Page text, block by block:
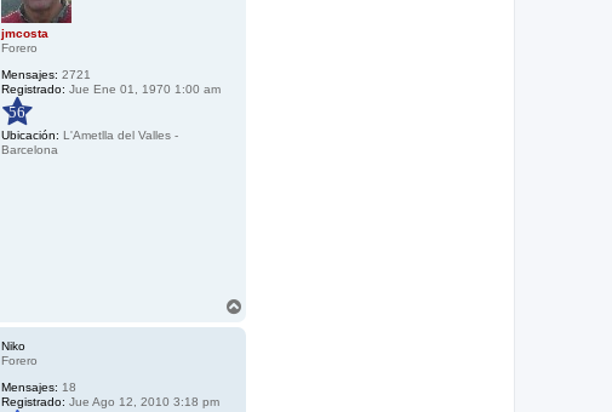
jmcosta
Forero
Mensajes: 2721
Registrado: Jue Ene 01, 1970 1:00 am
56
Ubicación: L'Ametlla del Valles -
Barcelona
Niko
Forero
Mensajes: 18
Registrado: Jue Ago 12, 2010 3:18 pm